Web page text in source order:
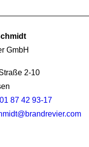
GmbH
2-10
87 42 93-17